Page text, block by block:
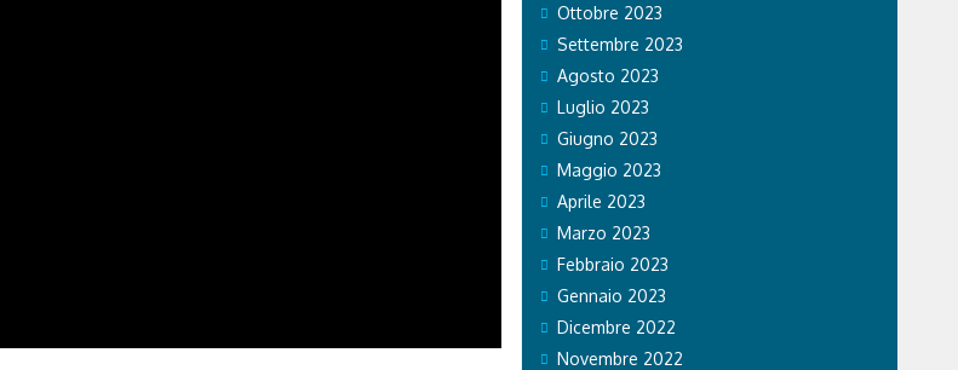
Ottobre 2023
Settembre 2023
Agosto 2023
Luglio 2023
Giugno 2023
Maggio 2023
Aprile 2023
Marzo 2023
Febbraio 2023
Gennaio 2023
Dicembre 2022
Novembre 2022